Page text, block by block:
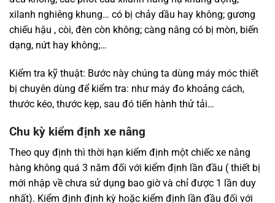
xilanh nghiêng khung… có bị chảy dầu hay không; gương
chiếu hậu , còi, đèn còn không; càng nâng có bị mòn, biến
dạng, nứt hay không;…
Kiểm tra kỹ thuật: Bước này chúng ta dùng máy móc thiết
bị chuyên dùng để kiểm tra: như máy đo khoảng cách,
thước kéo, thước kẹp, sau đó tiến hành thử tải…
Chu kỳ kiểm định xe nâng
Theo quy định thì thời hạn kiểm định một chiếc xe nâng
hàng không quá 3 năm đối với kiểm định lần đầu ( thiết bị
mới nhập về chưa sử dụng bao giờ và chỉ được 1 lần duy
nhất). Kiểm định định kỳ hoặc kiểm định lần đầu đối với